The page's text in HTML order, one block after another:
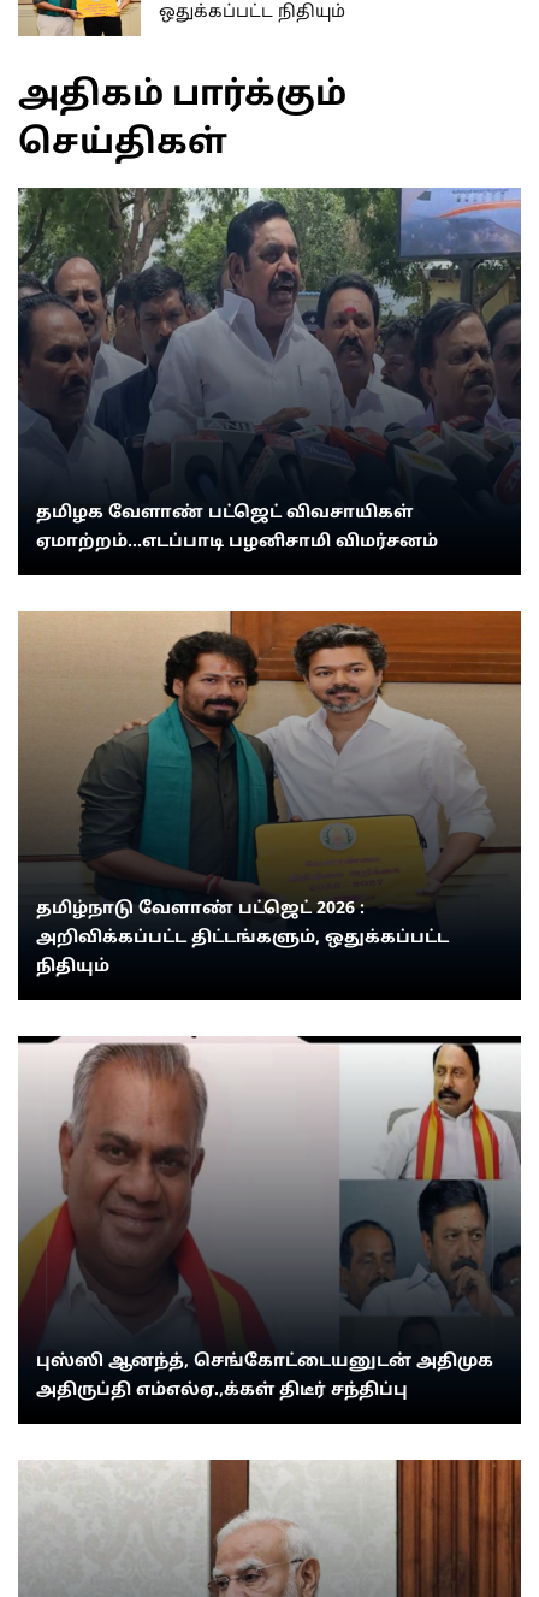
ஒதுக்கப்பட்ட நிதியும்
அதிகம் பார்க்கும்
செய்திகள்
தமிழக வேளாண் பட்ஜெட் விவசாயிகள்
ஏமாற்றம்...எடப்பாடி பழனிசாமி விமர்சனம்
தமிழ்நாடு வேளாண் பட்ஜெட் 2026 :
அறிவிக்கப்பட்ட திட்டங்களும், ஒதுக்கப்பட்ட
நிதியும்
புஸ்ஸி ஆனந்த், செங்கோட்டையனுடன் அதிமுக
அதிருப்தி எம்எல்ஏ.,க்கள் திடீர் சந்திப்பு